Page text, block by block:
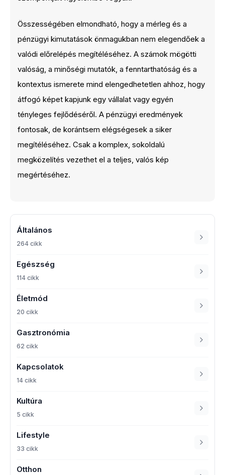
Összességében elmondható, hogy a mérleg és a
pénzügyi kimutatások önmagukban nem elegendőek a
valódi előrelépés megítéléséhez. A számok mögötti
valóság, a minőségi mutatók, a fenntarthatóság és a
kontextus ismerete mind elengedhetetlen ahhoz, hogy
átfogó képet kapjunk egy vállalat vagy egyén
tényleges fejlődéséről. A pénzügyi eredmények
fontosak, de korántsem elégségesek a siker
megítéléséhez. Csak a komplex, sokoldalú
megközelítés vezethet el a teljes, valós kép
megértéséhez.
Általános
264 cikk
Egészség
114 cikk
Életmód
20 cikk
Gasztronómia
62 cikk
Kapcsolatok
14 cikk
Kultúra
5 cikk
Lifestyle
33 cikk
Otthon